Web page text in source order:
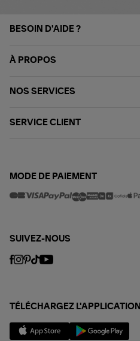
BESOIN D'AIDE ?
À PROPOS
NOS SERVICES
SERVICE CLIENT
MODE DE PAIEMENT
SUIVEZ-NOUS
TÉLÉCHARGEZ L'APPLICATION